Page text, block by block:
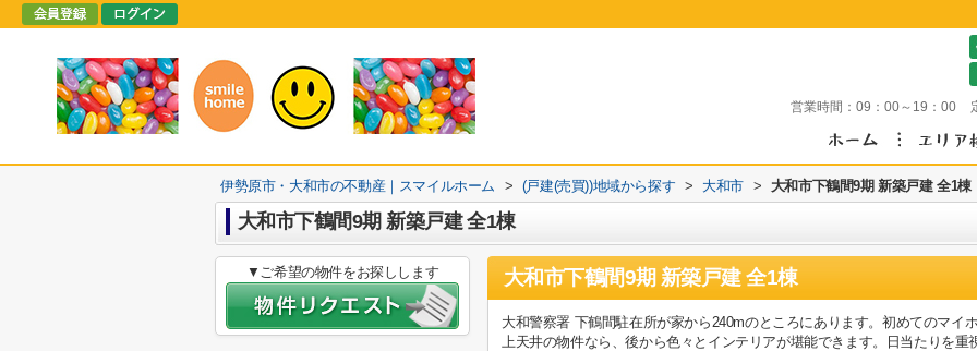
営業時間： 09：00～19：00
伊勢原市・大和市の不動産｜スマイルホーム > (戸建(売買))地域から探す > 大和市 > 大和市下鶴間9期 新築戸建 全1棟
大和市下鶴間9期 新築戸建 全1棟
大和市下鶴間9期 新築戸建 全1棟
大和警察署 下鶴間駐在所が家から240mのところにあります。初めてのマイ
上天井の物件なら、後から色々とインテリアが堪能できます。日当たりを
▼ご希望の物件をお探しします